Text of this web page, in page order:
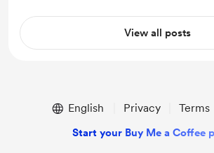
View all posts
English Privacy Terms
Start your Buy Me a Coffee